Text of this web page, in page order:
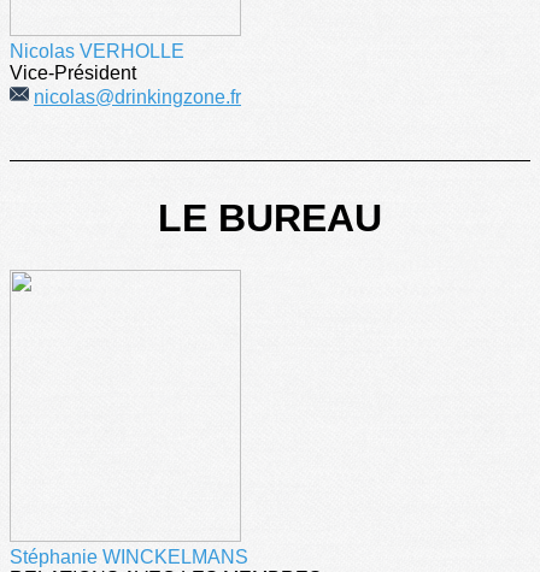
Nicolas VERHOLLE
Vice-Président
nicolas@drinkingzone.fr
LE BUREAU
Stéphanie WINCKELMANS